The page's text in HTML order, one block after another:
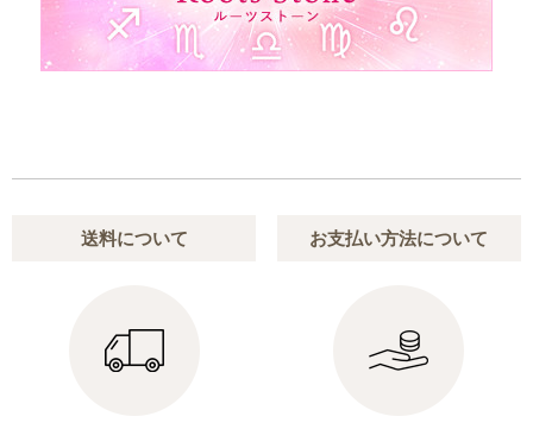
送料について お支払い方法について